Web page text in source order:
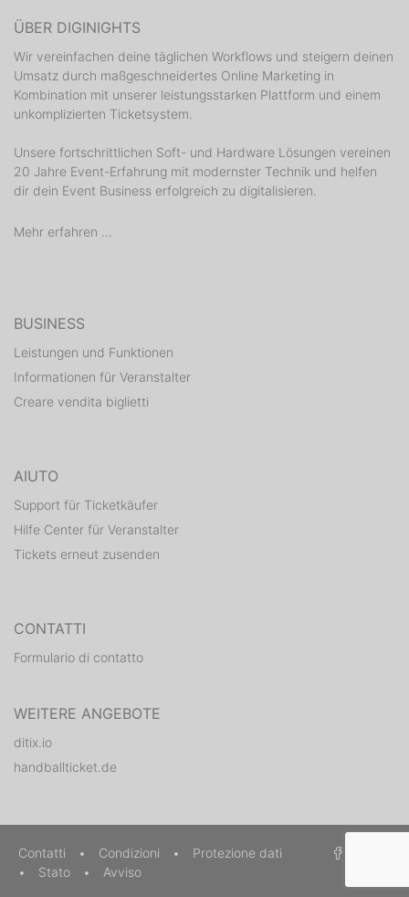
ÜBER DIGINIGHTS
Wir vereinfachen deine täglichen Workflows und steigern deinen
Umsatz durch maßgeschneidertes Online Marketing in
Kombination mit unserer leistungsstarken Plattform und einem
unkomplizierten Ticketsystem.
Unsere fortschrittlichen Soft- und Hardware Lösungen vereinen
20 Jahre Event-Erfahrung mit modernster Technik und helfen
dir dein Event Business erfolgreich zu digitalisieren.
Mehr erfahren ...
BUSINESS
Leistungen und Funktionen
Informationen für Veranstalter
Creare vendita biglietti
AIUTO
Support für Ticketkäufer
Hilfe Center für Veranstalter
Tickets erneut zusenden
CONTATTI
Formulario di contatto
WEITERE ANGEBOTE
ditix.io
handballticket.de
Contatti • Condizioni •
Protezione dati
•
Stato • Avviso